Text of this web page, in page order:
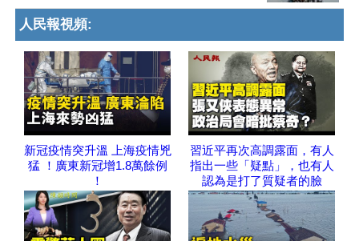
人民報視頻:
新冠疫情突升溫 上海疫情兇
猛 ！廣東新冠增1.8萬餘例
！
習近平再次高調露面，有人
指出一些「疑點」，也有人
認為是打了質疑者的臉